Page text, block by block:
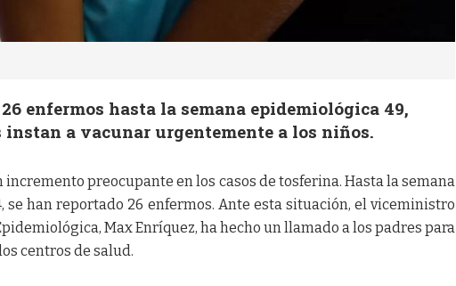
enfermos hasta la semana epidemiológica 49,
a vacunar urgentemente a los niños.
preocupante en los casos de tosferina. Hasta la semana
se han reportado 26 enfermos. Ante esta situación, el viceministro
Max Enríquez, ha hecho un llamado a los padres para
centros de salud.